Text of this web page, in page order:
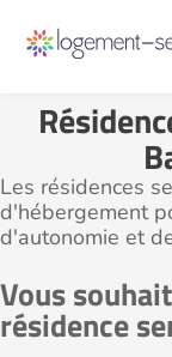
Les résidences
d'hébergement
d'autonomie et
Vous
résidence